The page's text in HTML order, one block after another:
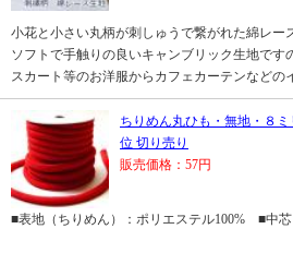
小花と小さい丸柄が刺しゅうで繋がれた綿レー
ソフトで手触りの良いキャンブリック生地です
スカート等のお洋服からカフェカーテンなどの
ちりめん丸ひも・無地・８
位 切り売り
販売価格：57円
■表地（ちりめん）：ポリエステル100% ■中芯